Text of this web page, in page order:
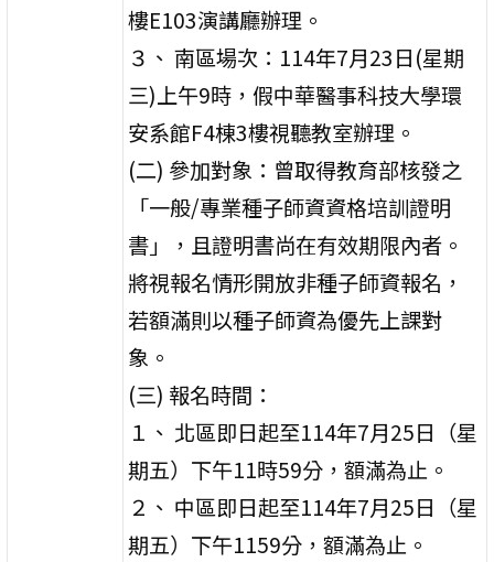
樓E103演講廳辦理。
３、 南區場次：114年7月23日(星期
三)上午9時，假中華醫事科技大學環
安系館F4棟3樓視聽教室辦理。
(二) 參加對象：曾取得教育部核發之
「一般/專業種子師資資格培訓證明
書」，且證明書尚在有效期限內者。
將視報名情形開放非種子師資報名，
若額滿則以種子師資為優先上課對
象。
(三) 報名時間：
１、 北區即日起至114年7月25日（星
期五）下午11時59分，額滿為止。
２、 中區即日起至114年7月25日（星
期五）下午1159分，額滿為止。